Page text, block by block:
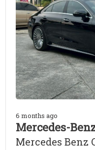
6 months ago
Mercedes-
Mercedes Benz